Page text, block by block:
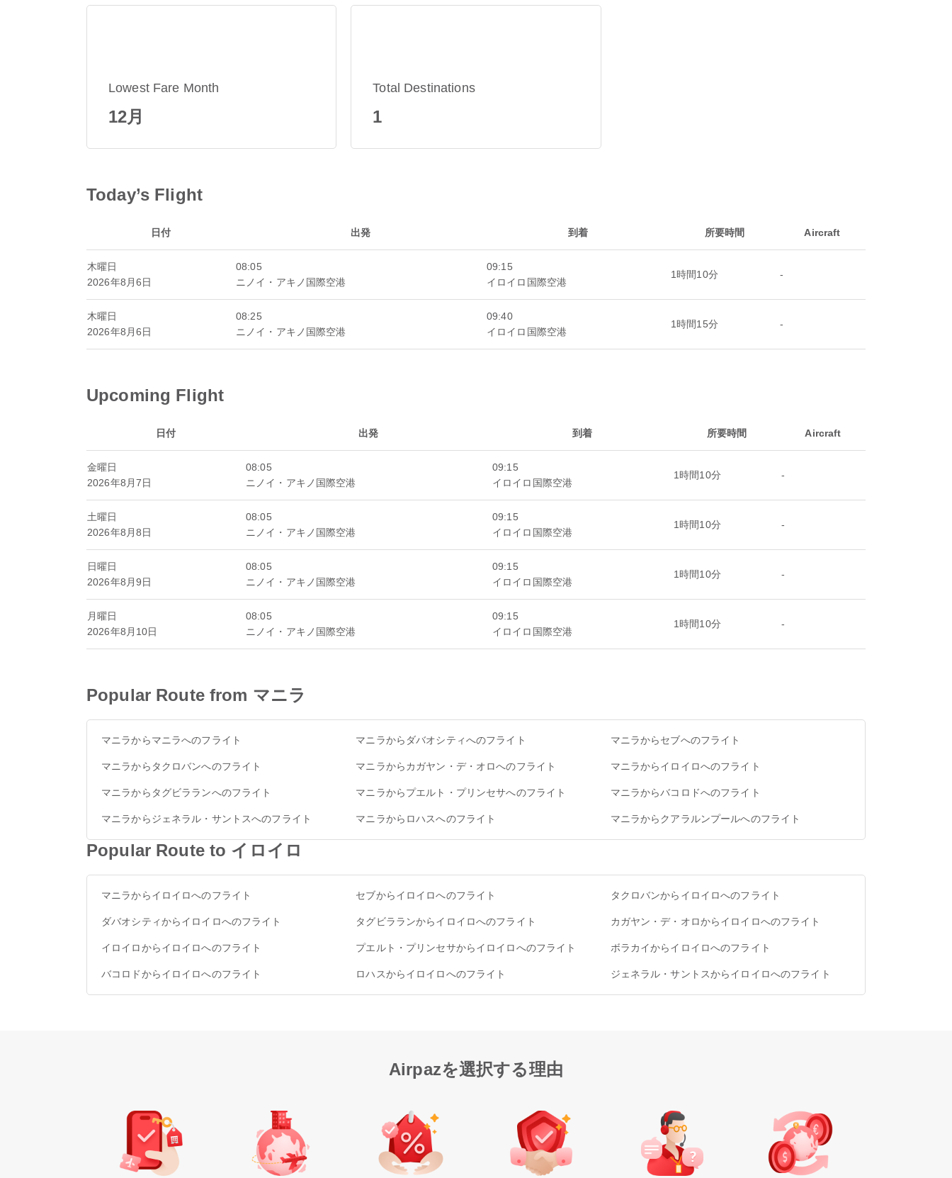
Lowest Fare Month
12月
Total Destinations
1
Today’s Flight
日付 出発 到着 所要時間 Aircraft
木曜日
2026年8月6日
08:05
ニノイ・アキノ国際空港
09:15
イロイロ国際空港
1時間10分 -
木曜日
2026年8月6日
08:25
ニノイ・アキノ国際空港
09:40
イロイロ国際空港
1時間15分 -
Upcoming Flight
日付 出発 到着 所要時間 Aircraft
金曜日
2026年8月7日
08:05
ニノイ・アキノ国際空港
09:15
イロイロ国際空港
1時間10分 -
土曜日
2026年8月8日
08:05
ニノイ・アキノ国際空港
09:15
イロイロ国際空港
1時間10分 -
日曜日
2026年8月9日
08:05
ニノイ・アキノ国際空港
09:15
イロイロ国際空港
1時間10分 -
月曜日
2026年8月10日
08:05
ニノイ・アキノ国際空港
09:15
イロイロ国際空港
1時間10分 -
Popular Route from マニラ
マニラからマニラへのフライト マニラからダバオシティへのフライト マニラからセブへのフライト
マニラからタクロバンへのフライト マニラからカガヤン・デ・オロへのフライト マニラからイロイロへのフライト
マニラからタグビラランへのフライト マニラからプエルト・プリンセサへのフライト マニラからバコロドへのフライト
マニラからジェネラル・サントスへのフライト マニラからロハスへのフライト マニラからクアラルンプールへのフライト
Popular Route to イロイロ
マニラからイロイロへのフライト セブからイロイロへのフライト タクロバンからイロイロへのフライト
ダバオシティからイロイロへのフライト タグビラランからイロイロへのフライト カガヤン・デ・オロからイロイロへのフライト
イロイロからイロイロへのフライト プエルト・プリンセサからイロイロへのフライト ボラカイからイロイロへのフライト
バコロドからイロイロへのフライト ロハスからイロイロへのフライト ジェネラル・サントスからイロイロへのフライト
Airpazを選択する理由